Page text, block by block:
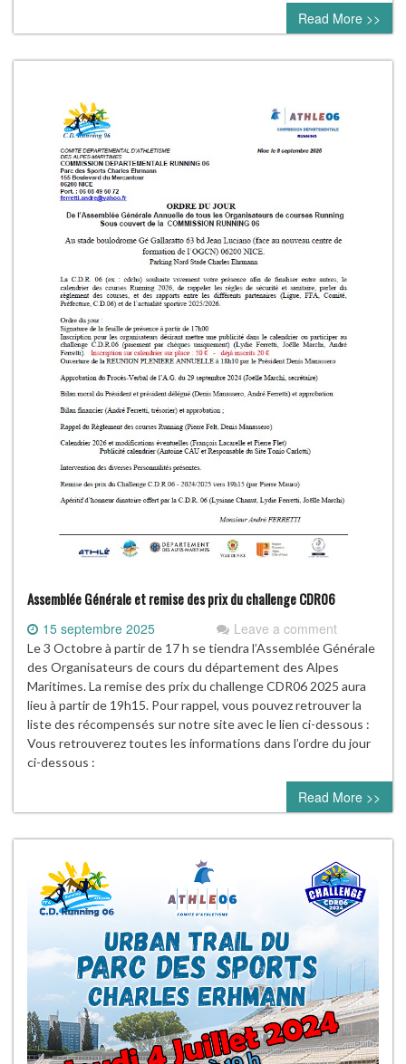
Read More >>
Assemblée Générale et remise des prix du challenge CDR06
15 septembre 2025 Leave a comment
Le 3 Octobre à partir de 17 h se tiendra l’Assemblée Générale
des Organisateurs de cours du département des Alpes
Maritimes. La remise des prix du challenge CDR06 2025 aura
lieu à partir de 19h15. Pour rappel, vous pouvez retrouver la
liste des récompensés sur notre site avec le lien ci-dessous :
Vous retrouverez toutes les informations dans l’ordre du jour
ci-dessous :
Read More >>